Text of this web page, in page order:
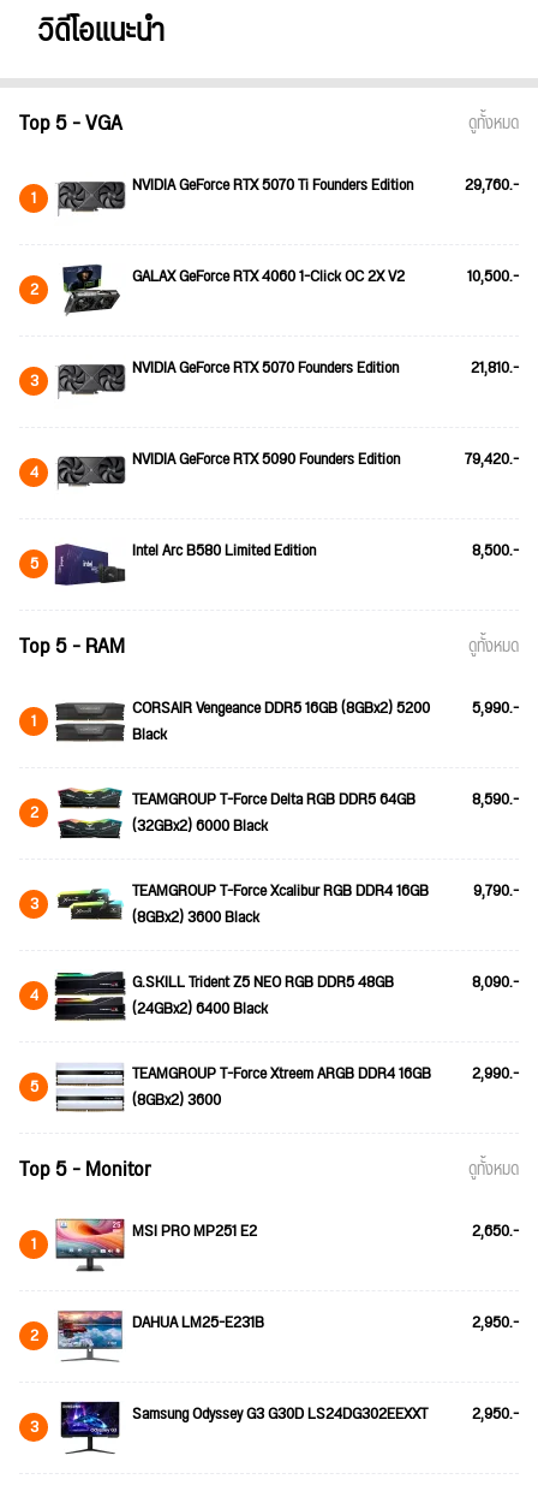
วิดีโอแนะนำ
Top 5 - VGA ดูทั้งหมด
1 NVIDIA GeForce RTX 5070 Ti Founders Edition 29,760.-
2 GALAX GeForce RTX 4060 1-Click OC 2X V2 10,500.-
3 NVIDIA GeForce RTX 5070 Founders Edition 21,810.-
4 NVIDIA GeForce RTX 5090 Founders Edition 79,420.-
5 Intel Arc B580 Limited Edition 8,500.-
Top 5 - RAM ดูทั้งหมด
1
CORSAIR Vengeance DDR5 16GB (8GBx2) 5200
Black
5,990.-
2
TEAMGROUP T-Force Delta RGB DDR5 64GB
(32GBx2) 6000 Black
8,590.-
3
TEAMGROUP T-Force Xcalibur RGB DDR4 16GB
(8GBx2) 3600 Black
9,790.-
4
G.SKILL Trident Z5 NEO RGB DDR5 48GB
(24GBx2) 6400 Black
8,090.-
5
TEAMGROUP T-Force Xtreem ARGB DDR4 16GB
(8GBx2) 3600
2,990.-
Top 5 - Monitor ดูทั้งหมด
1 MSI PRO MP251 E2 2,650.-
2 DAHUA LM25-E231B 2,950.-
3 Samsung Odyssey G3 G30D LS24DG302EEXXT 2,950.-